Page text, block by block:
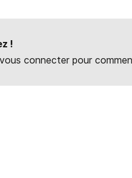
!
connecter pour